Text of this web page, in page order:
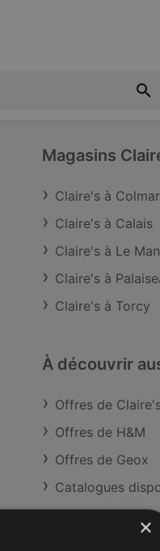
Magasins
Claire's à
Claire's à Calais
Claire's à Le
Claire's à
Claire's à Torcy
À découvrir
Offres de
Offres de H&M
Offres de Geox
Catalogues
Catalogues
Catalogues
×